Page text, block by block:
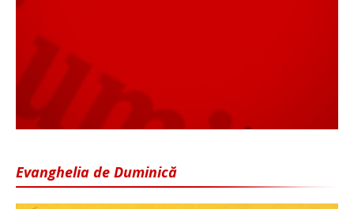
Evanghelia de Duminică